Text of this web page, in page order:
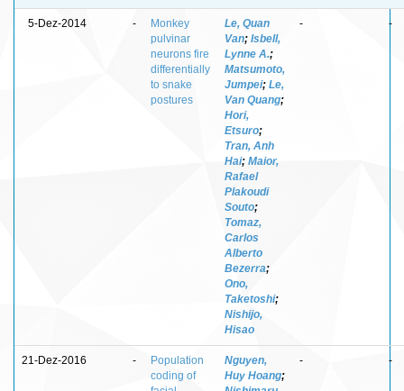
5-Dez-2014 -
Monkey
pulvinar
neurons fire
differentially
to snake
postures
Le, Quan
Van; Isbell,
Lynne A.;
Matsumoto,
Jumpei; Le,
Van Quang;
Hori,
Etsuro;
Tran, Anh
Hai; Maior,
Rafael
Plakoudi
Souto;
Tomaz,
Carlos
Alberto
Bezerra;
Ono,
Taketoshi;
Nishijo,
Hisao
- -
21-Dez-2016 -
Population
coding of
Nguyen,
Huy Hoang;
- -